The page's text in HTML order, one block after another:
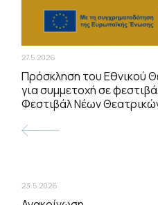
27.5.2026
Πρόσκληση του Εθνικού
για συμμετοχή σε
Φεστιβάλ Νέων
23.5.2026